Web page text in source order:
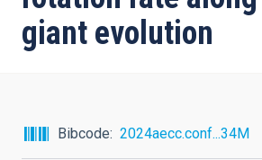
ayuda
a
giant evolution
Bibcode 2024aecc.conf...34M